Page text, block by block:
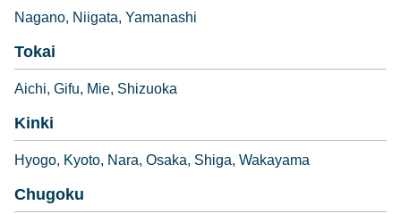
Nagano Niigata Yamanashi
Tokai
Aichi Gifu Mie Shizuoka
Kinki
Hyogo Kyoto Nara Osaka Shiga Wakayama
Chugoku